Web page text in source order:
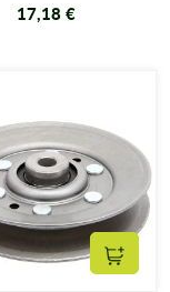
17,18 €